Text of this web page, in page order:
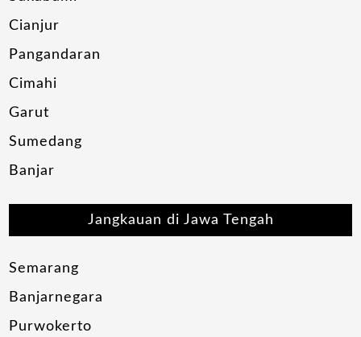
Cianjur
Pangandaran
Cimahi
Garut
Sumedang
Banjar
Jangkauan di Jawa Tengah
Semarang
Banjarnegara
Purwokerto